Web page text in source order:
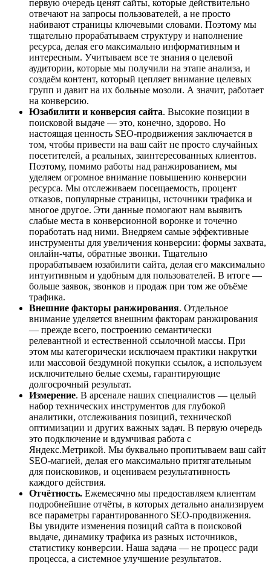
первую очередь ценят сайты, которые действительно
отвечают на запросы пользователей, а не просто
набивают страницы ключевыми словами. Поэтому мы
тщательно прорабатываем структуру и наполнение
ресурса, делая его максимально информативным и
интересным. Учитываем все те знания о целевой
аудитории, которые мы получили на этапе анализа, и
создаём контент, который цепляет внимание целевых
групп и давит на их больные мозоли. А значит, работает
на конверсию.
Юзабилити и конверсия сайта. Высокие позиции в
поисковой выдаче — это, конечно, здорово. Но
настоящая ценность SEO-продвижения заключается в
том, чтобы привести на ваш сайт не просто случайных
посетителей, а реальных, заинтересованных клиентов.
Поэтому, помимо работы над ранжированием, мы
уделяем огромное внимание повышению конверсии
ресурса. Мы отслеживаем посещаемость, процент
отказов, популярные страницы, источники трафика и
многое другое. Эти данные помогают нам выявить
слабые места в конверсионной воронке и точечно
поработать над ними. Внедряем самые эффективные
инструменты для увеличения конверсии: формы захвата,
онлайн-чаты, обратные звонки. Тщательно
прорабатываем юзабилити сайта, делая его максимально
интуитивным и удобным для пользователей. В итоге —
больше заявок, звонков и продаж при том же объёме
трафика.
Внешние факторы ранжирования. Отдельное
внимание уделяется внешним факторам ранжирования
— прежде всего, построению семантически
релевантной и естественной ссылочной массы. При
этом мы категорически исключаем практики накрутки
или массовой бездумной покупки ссылок, а используем
исключительно белые схемы, гарантирующие
долгосрочный результат.
Измерение. В арсенале наших специалистов — целый
набор технических инструментов для глубокой
аналитики, отслеживания позиций, технической
оптимизации и других важных задач. В первую очередь
это подключение и вдумчивая работа с
Яндекс.Метрикой. Мы буквально пропитываем ваш сайт
SEO-магией, делая его максимально притягательным
для поисковиков, и оцениваем результативность
каждого действия.
Отчётность. Ежемесячно мы предоставляем клиентам
подробнейшие отчёты, в которых детально анализируем
все параметры гарантированного SEO-продвижения.
Вы увидите изменения позиций сайта в поисковой
выдаче, динамику трафика из разных источников,
статистику конверсии. Наша задача — не процесс ради
процесса, а системное улучшение результатов.